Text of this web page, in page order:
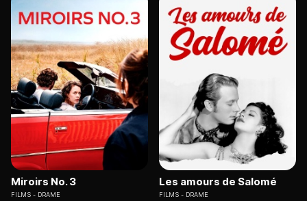
Miroirs No. 3
FILMS DRAME
Les amours de Salomé
FILMS DRAME